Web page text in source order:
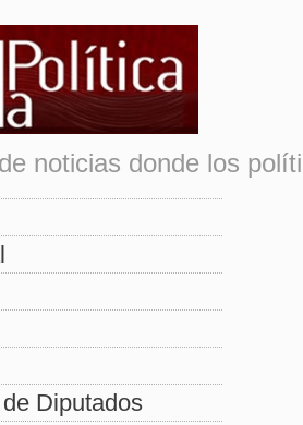
noticias donde los
Diputados